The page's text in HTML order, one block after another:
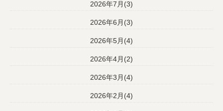
2026年7月(3)
2026年6月(3)
2026年5月(4)
2026年4月(2)
2026年3月(4)
2026年2月(4)